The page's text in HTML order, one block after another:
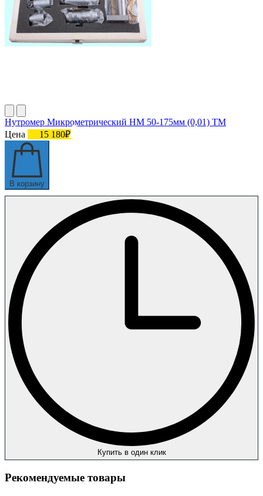
Нутромер Микрометрический НМ 50-175мм (0,01) ТМ
Цена
15 180₽
В корзину
Купить в один клик
Рекомендуемые товары